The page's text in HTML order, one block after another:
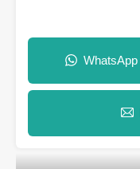
WhatsApp